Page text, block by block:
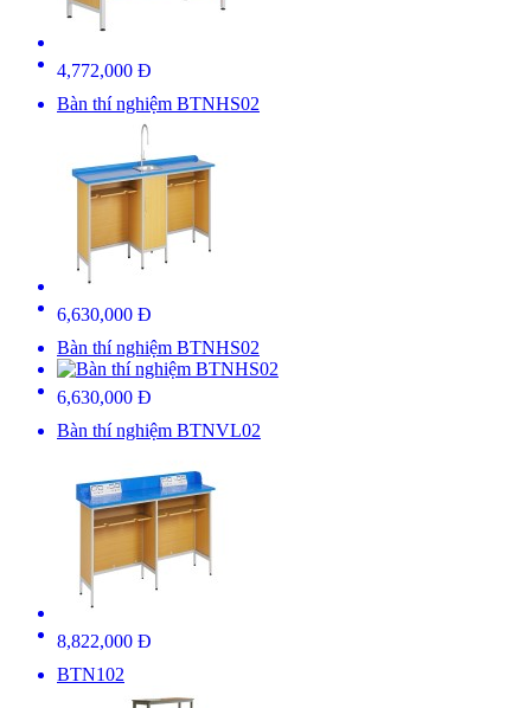
4,772,000 Đ
Bàn thí nghiệm BTNHS02
6,630,000 Đ
Bàn thí nghiệm BTNHS02
6,630,000 Đ
Bàn thí nghiệm BTNVL02
8,822,000 Đ
BTN102